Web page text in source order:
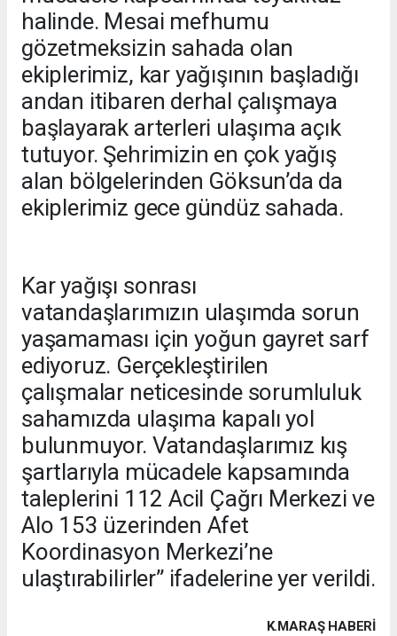
halinde. Mesai mefhumu
gözetmeksizin sahada olan
ekiplerimiz, kar yağışının başladığı
andan itibaren derhal çalışmaya
başlayarak arterleri ulaşıma açık
tutuyor. Şehrimizin en çok yağış
alan bölgelerinden Göksun’da da
ekiplerimiz gece gündüz sahada.
Kar yağışı sonrası
vatandaşlarımızın ulaşımda sorun
yaşamaması için yoğun gayret sarf
ediyoruz. Gerçekleştirilen
çalışmalar neticesinde sorumluluk
sahamızda ulaşıma kapalı yol
bulunmuyor. Vatandaşlarımız kış
şartlarıyla mücadele kapsamında
taleplerini 112 Acil Çağrı Merkezi ve
Alo 153 üzerinden Afet
Koordinasyon Merkezi’ne
ulaştırabilirler” ifadelerine yer verildi.
K.MARAŞ HABERİ